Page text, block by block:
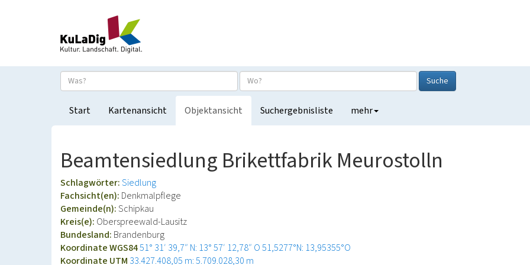
Suche
Start Kartenansicht Objektansicht Suchergebnisliste mehr
Beamtensiedlung Brikettfabrik Meurostolln
Schlagwörter:Siedlung
Fachsicht(en): Denkmalpflege
Gemeinde(n):Schipkau
Kreis(e): Oberspreewald-Lausitz
Bundesland: Brandenburg
Koordinate WGS8451° 31′ 39,7″ N: 13° 57′ 12,78″ O51,5277°N: 13,95355°O
Koordinate UTM 33.427.408,05 m: 5.709.028,30 m